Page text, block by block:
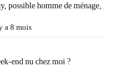
possible homme de ménage,
a 8 mois
end nu chez moi ?